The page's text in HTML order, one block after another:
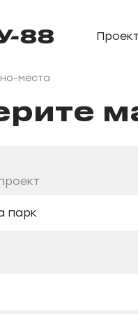
места
парк